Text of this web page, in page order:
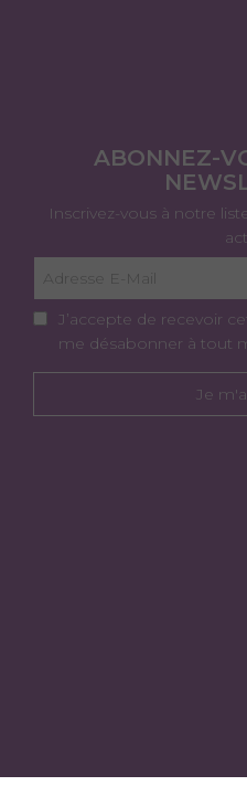
ABONNEZ-
Inscrivez-vous à notre
J’accepte de recevoir
me désabonner à tout
Je